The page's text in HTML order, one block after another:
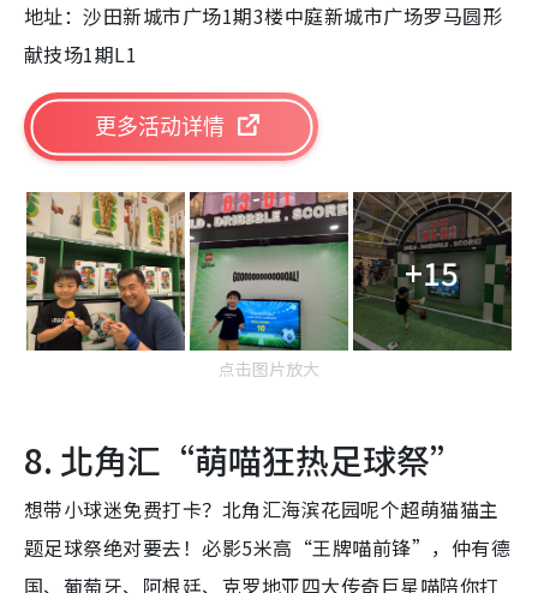
地址：沙田新城市广场1期3楼中庭新城市广场罗马圆形
献技场1期L1
更多活动详情
+15
点击图片放大
8. 北角汇“萌喵狂热足球祭”
想带小球迷免费打卡？北角汇海滨花园呢个超萌猫猫主
题足球祭绝对要去！必影5米高“王牌喵前锋”，仲有德
国、葡萄牙、阿根廷、克罗地亚四大传奇巨星喵陪你打